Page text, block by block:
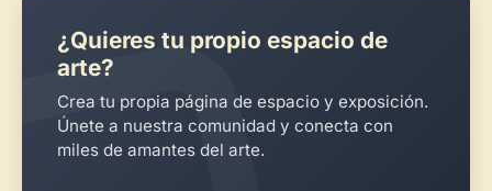
¿Quieres tu propio espacio de
arte?
Crea tu propia página de espacio y exposición.
Únete a nuestra comunidad y conecta con
miles de amantes del arte.